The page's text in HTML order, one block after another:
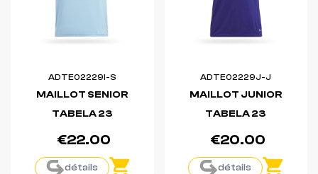
ADTE02229I-S
MAILLOT SENIOR
TABELA 23
€22.00
détails
ADTE02229J-J
MAILLOT JUNIOR
TABELA 23
€20.00
détails